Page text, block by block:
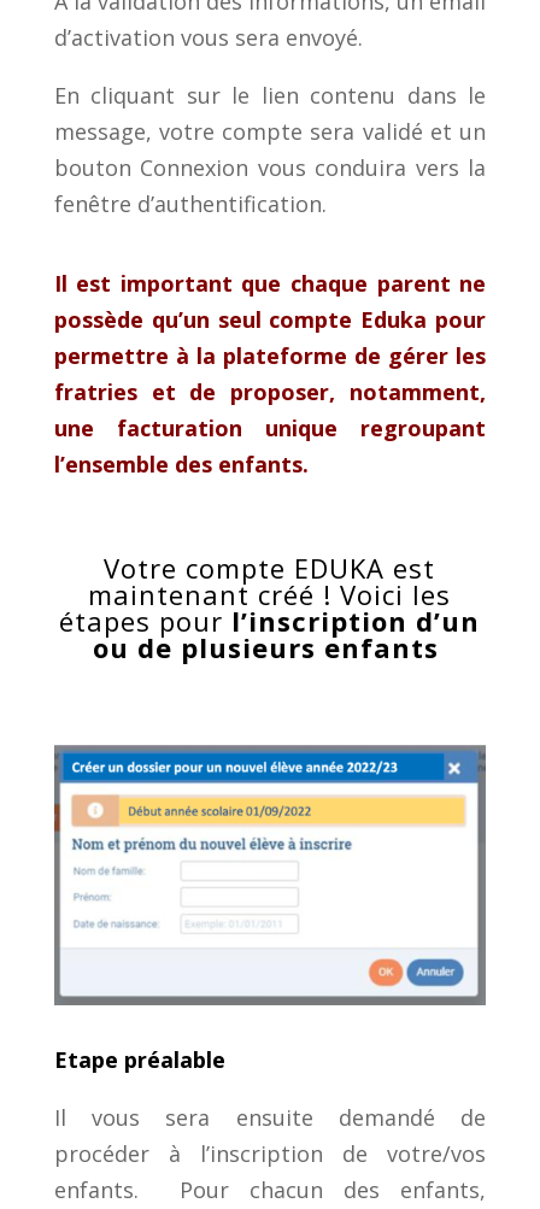
d’activation vous sera envoyé.
En cliquant sur le lien contenu dans le
message, votre compte sera validé et un
bouton Connexion vous conduira vers la
fenêtre d’authentification.
Il est important que chaque parent ne
possède qu’un seul compte Eduka pour
permettre à la plateforme de gérer les
fratries et de proposer, notamment,
une facturation unique regroupant
l’ensemble des enfants.
Votre compte EDUKA est
maintenant créé ! Voici les
étapes pour l’inscription d’un
ou de plusieurs enfants
Etape préalable
Il vous sera ensuite demandé de
procéder à l’inscription de votre/vos
enfants. Pour chacun des enfants,